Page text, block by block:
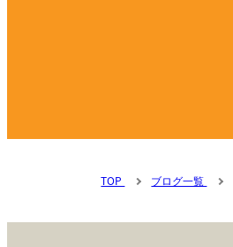
TOP ブログ一覧